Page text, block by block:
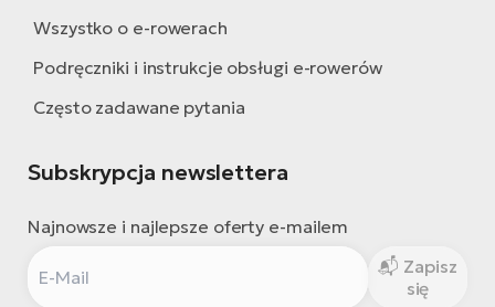
Wszystko o e-rowerach
Podręczniki i instrukcje obsługi e-rowerów
Często zadawane pytania
Subskrypcja newslettera
Najnowsze i najlepsze oferty e-mailem
się